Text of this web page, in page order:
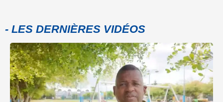
- LES DERNIÈRES VIDÉOS